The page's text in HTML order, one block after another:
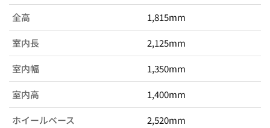
全高 1,815mm
室内長 2,125mm
室内幅 1,350mm
室内高 1,400mm
ホイールベース 2,520mm